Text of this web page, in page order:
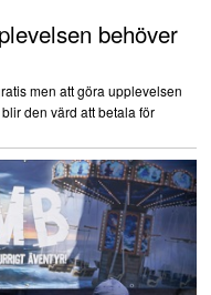
behöver
men att göra upplevelsen
den värd att betala för